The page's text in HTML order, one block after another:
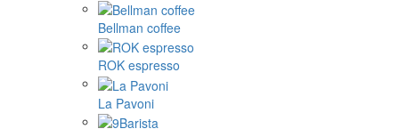
Bellman coffee
ROK espresso
La Pavoni